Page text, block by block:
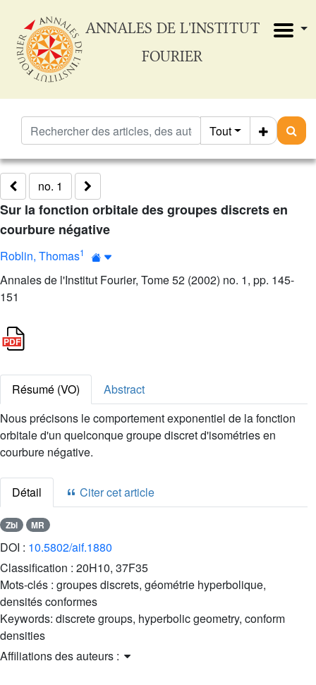
ANNALES DE L'INSTITUT
FOURIER
Tout
no. 1
Sur la fonction orbitale des groupes discrets en
courbure négative
Roblin, Thomas1
Annales de l'Institut Fourier, Tome 52 (2002) no. 1, pp. 145-
151
Résumé (VO)
Abstract
Nous précisons le comportement exponentiel de la fonction
orbitale d'un quelconque groupe discret d'isométries en
courbure négative.
Détail Citer cet article
Zbl MR
DOI : 10.5802/aif.1880
Classification : 20H10, 37F35
Mots-clés : groupes discrets, géométrie hyperbolique,
densités conformes
Keywords: discrete groups, hyperbolic geometry, conform
densities
Affiliations des auteurs :